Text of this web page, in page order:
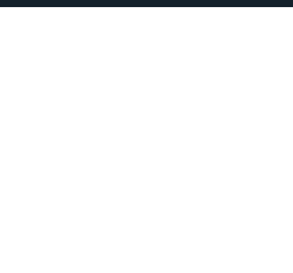
Alcobaça | Leiria |